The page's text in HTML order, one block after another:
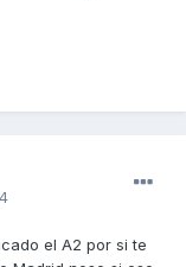
el A2 por si te